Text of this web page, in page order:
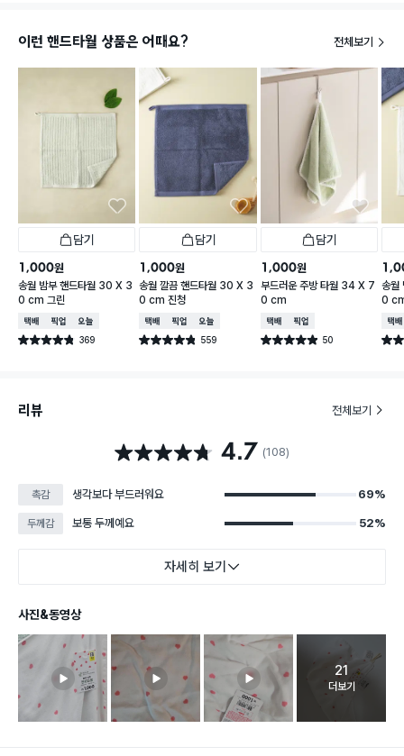
이런 핸드타월 상품은 어때요? 전체보기
담기
1,000원
송월 밤부 핸드타월 30 X 3
0 cm 그린
택배배송매장픽업오늘배송
별점 4.8점 369
건 작성
담기
1,000원
송월 깔끔 핸드타월 30 X 3
0 cm 진청
택배배송매장픽업오늘배송
별점 4.8점 559
건 작성
담기
1,000원
부드러운 주방 타월 34 X 7
0 cm
택배배송매장픽업
별점 4.9점 50
건 작성
송월
0
택배
별점
리뷰 전체보기
별점 4.7점 4.7 (108)
촉감 생각보다 부드러워요 69%
두께감 보통 두께예요 52%
자세히 보기
사진&동영상
고객 리뷰
21
더보기